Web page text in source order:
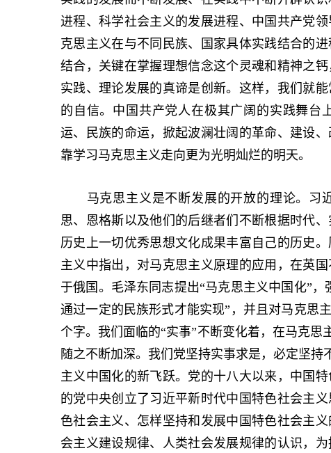
进程、科学社会主义的发展进程、中国共产党
克思主义在与不同民族、国家具体实践结合的
结合，关键在掌握理想信念这个灵魂和精神之
实践、理论发展的真谛是创新。这样，我们就
的自信。中国共产党人在极其广阔的实践舞台
运、民族的命运，掀起波澜壮阔的革命、建设
靠学习马克思主义走向更为光明灿烂的明天。
马克思主义是不断发展的开放的理论。习
思、恩格斯以及他们的后继者们不断根据时代
历史上一切优秀思想文化成果丰富自己的历史
主义中指出，对马克思主义原理的应用，在英
于俄国。毛泽东同志提出“马克思主义中国化”
通过一定的民族形式才能实现”，并且对马克思
个字。我们面临的“实事”不断变化着，在马克思
随之不断加深。我们党坚持实事求是，必定坚持
主义中国化的新飞跃。党的十八大以来，中国
的党中央创立了习近平新时代中国特色社会主
色社会主义、怎样坚持和发展中国特色社会主
会主义建设规律、人类社会发展规律的认识，